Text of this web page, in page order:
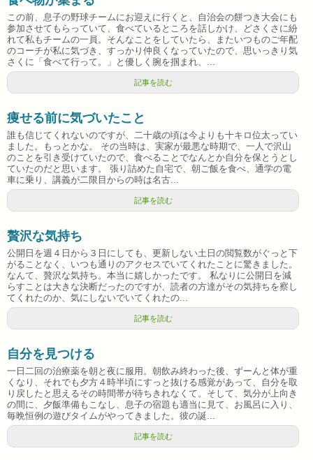
この前、息子の野球チームにお迎えに行くと、自治会の餅つき大会にも
参加させてもらっていて、食べているところを話しかけ、どさくさに紛
れて私もチームの一員。そんなことをしていたら、またいつものご年配
のコーチが私に気づき、すっかり仲良くなっていたので、思いっきり気
さくに「食べて行って。」と優しく腕を掴まれ、...
記事を読む
痩せる前に気づいたこと
誰も信じてくれないのですが、二十歳の頃は今よりも十キロ位太ってい
ました。もっとかな。 その当時は、実家が最悪な時期で、一人で沢山
のことを引き受けていたので、食べることでなんとか自分を保とうとし
ていたのだと思います。 張り詰めた自宅で、朝ご飯を食べ、通学の電
車に乗り、講義が二限目からの時は名古...
記事を読む
贅沢な気持ち
公開日を週４日から３日にしても、更新しない土日の閲覧数がぐっと下
がることなく、いつも通りのアクセスでいてくれたことに驚きました。
なんて、贅沢な気持ち。本当に嬉しかったです。 私なりに公開日を減
らすことは大きな決断だったのですが、読者の方達がその気持ちを察し
てくれたのか、気にしないでいてくれたの...
記事を読む
自分を見つける
一日二回の治療薬を朝と夜に服用。朝飲み終わった後、ずーんと体が重
くなり、それでも夕方４時半頃にすっと抜ける感覚があって、自分を取
り戻したと思えるその時間帯が待ちきれなくて。そして、気分が上向き
の間に、夕飯準備もこなし、息子の宿題も適当に見て、お風呂に入り、
毎晩恒例の遊びタイムがやってきました。彼の誕...
記事を読む